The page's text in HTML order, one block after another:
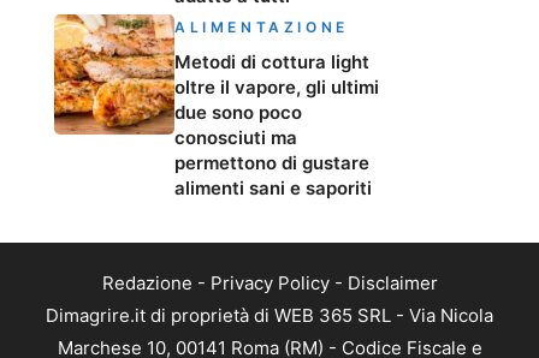
ALIMENTAZIONE
Metodi di cottura light
oltre il vapore, gli ultimi
due sono poco
conosciuti ma
permettono di gustare
alimenti sani e saporiti
Redazione - Privacy Policy- Disclaimer
Dimagrire.it di proprietà di WEB 365 SRL - Via Nicola
Marchese 10, 00141 Roma (RM) - Codice Fiscale e